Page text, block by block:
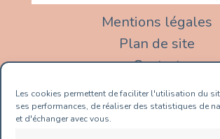
Les cookies permettent de faciliter l'utilisation du
ses performances, de réaliser des statistiques de
et d'échanger avec vous.
Mentions légales
Plan de site
Contact
Politique de cookies